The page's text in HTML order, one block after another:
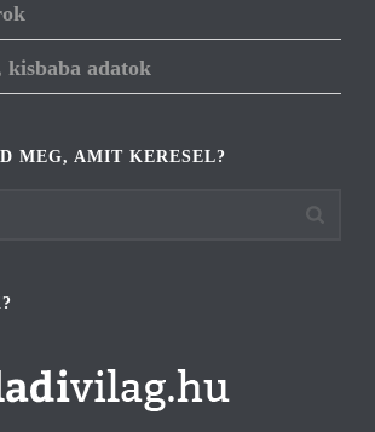
kisbaba adatok
MEG, AMIT KERESEL?